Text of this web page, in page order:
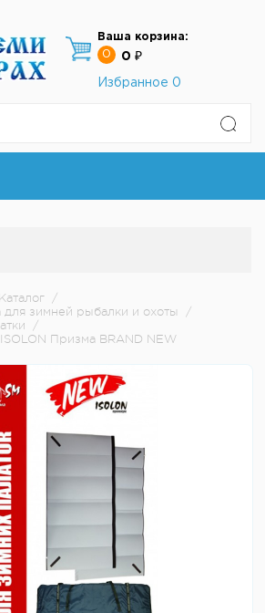
Ваша корзина:
0
0 ₽
Избранное 0
Каталог /
зимней рыбалки и охоты
/
/
Призма BRAND NEW